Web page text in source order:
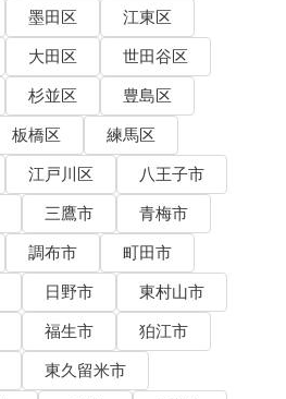
墨田区
江東区
大田区
世田谷区
杉並区
豊島区
板橋区
練馬区
江戸川区
八王子市
三鷹市
青梅市
調布市
町田市
日野市
東村山市
福生市
狛江市
東久留米市